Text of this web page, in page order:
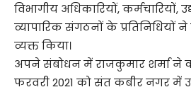
विभागीय अधिकारियों, कर्मचारियों,
व्यापारिक संगठनों के प्रतिनिधियों
व्यक्त किया।
अपने संबोधन में राजकुमार शर्मा ने
फरवरी 2021 को संत कबीर नगर में